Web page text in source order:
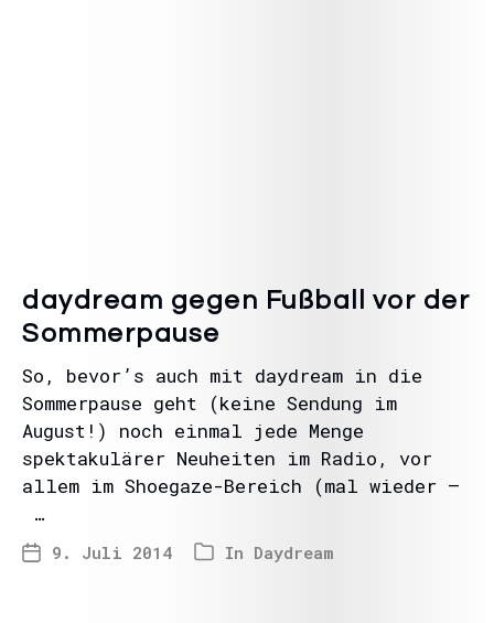
daydream gegen Fußball vor der
Sommerpause
So, bevor’s auch mit daydream in die
Sommerpause geht (keine Sendung im
August!) noch einmal jede Menge
spektakulärer Neuheiten im Radio, vor
allem im Shoegaze-Bereich (mal wieder –
…
9. Juli 2014 In Daydream